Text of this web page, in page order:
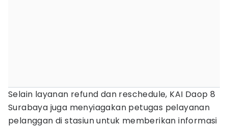
Selain layanan refund dan reschedule, KAI Daop 8
Surabaya juga menyiagakan petugas pelayanan
pelanggan di stasiun untuk memberikan informasi